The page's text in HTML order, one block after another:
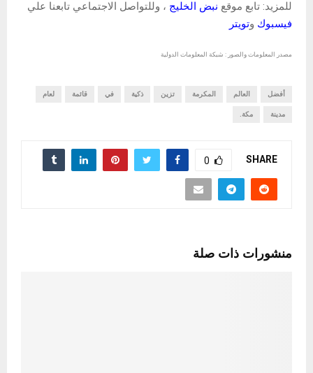
للمزيد: تابع موقع نبض الخليج ، وللتواصل الاجتماعي تابعنا علي
فيسبوك وتويتر
مصدر المعلومات والصور : شبكة المعلومات الدولية
أفضل العالم المكرمة تزين ذكية في قائمة لعام
مدينة مكة.
SHARE
0
منشورات ذات صلة